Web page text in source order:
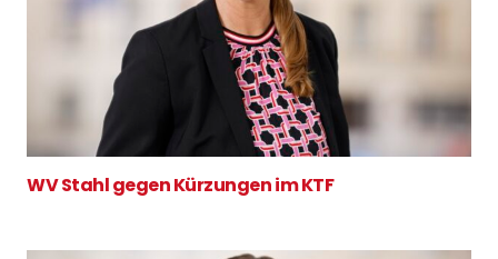
WV Stahl gegen Kürzungen im KTF